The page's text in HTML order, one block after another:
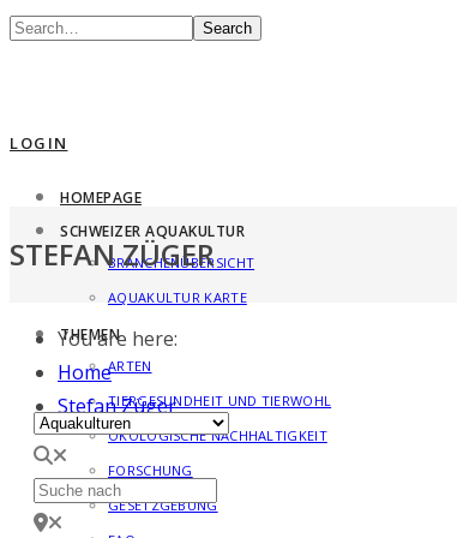
Search
LOGIN
HOMEPAGE
SCHWEIZER AQUAKULTUR
BRANCHENÜBERSICHT
AQUAKULTUR KARTE
THEMEN
ARTEN
TIERGESUNDHEIT UND TIERWOHL
ÖKOLOGISCHE NACHHALTIGKEIT
FORSCHUNG
GESETZGEBUNG
STEFAN ZÜGER
You are here:
Home
Stefan Züger
Kategorie
Suche nach
in der Nähe von